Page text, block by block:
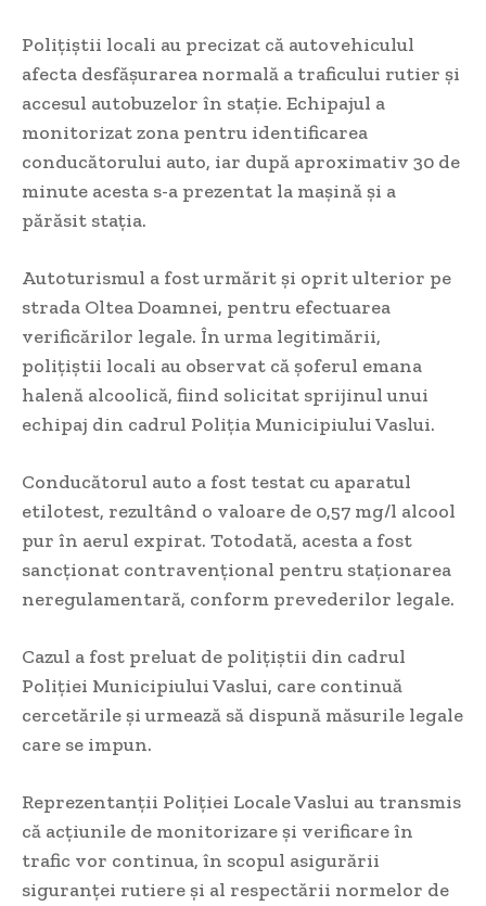
Polițiștii locali au precizat că autovehiculul
afecta desfășurarea normală a traficului rutier și
accesul autobuzelor în stație. Echipajul a
monitorizat zona pentru identificarea
conducătorului auto, iar după aproximativ 30 de
minute acesta s-a prezentat la mașină și a
părăsit stația.
Autoturismul a fost urmărit și oprit ulterior pe
strada Oltea Doamnei, pentru efectuarea
verificărilor legale. În urma legitimării,
polițiștii locali au observat că șoferul emana
halenă alcoolică, fiind solicitat sprijinul unui
echipaj din cadrul Poliția Municipiului Vaslui.
Conducătorul auto a fost testat cu aparatul
etilotest, rezultând o valoare de 0,57 mg/l alcool
pur în aerul expirat. Totodată, acesta a fost
sancționat contravențional pentru staționarea
neregulamentară, conform prevederilor legale.
Cazul a fost preluat de polițiștii din cadrul
Poliției Municipiului Vaslui, care continuă
cercetările și urmează să dispună măsurile legale
care se impun.
Reprezentanții Poliției Locale Vaslui au transmis
că acțiunile de monitorizare și verificare în
trafic vor continua, în scopul asigurării
siguranței rutiere și al respectării normelor de